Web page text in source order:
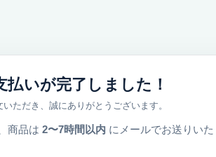
払いが完了しました！
いただき、誠にありがとうございます。
商品は 2〜7時間以内 にメールでお送りい